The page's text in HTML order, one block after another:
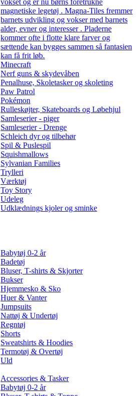
magnetiske legetøj . Magna-Tiles fremmer
barnets udvikling og vokser med barnets
alder, evner og interesser . Pladerne
kommer ofte i flotte klare farver og
sættende kan bygges sammen så fantasien
kan få frit løb.
Minecraft
Nerf guns & skydevåben
Penalhuse, Skoletasker og skoleting
Paw Patrol
Pokémon
Rulleskøjter, Skateboards og Løbehjul
Samleserier - piger
Samleserier - Drenge
Schleich dyr og tilbehør
Spil & Puslespil
Squishmallows
Sylvanian Families
Trylleri
Værktøj
Toy Story
Udeleg
Udklædnings kjoler og sminke
Babytøj 0-2 år
Badetøj
Bluser, T-shirts & Skjorter
Bukser
Hjemmesko & Sko
Huer & Vanter
Jumpsuits
Nattøj & Undertøj
Regntøj
Shorts
Sweatshirts & Hoodies
Termotøj & Overtøj
Uld
Accessories & Tasker
Babytøj 0-2 år